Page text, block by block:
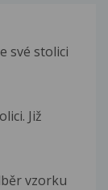
své stolici
Již
vzorku